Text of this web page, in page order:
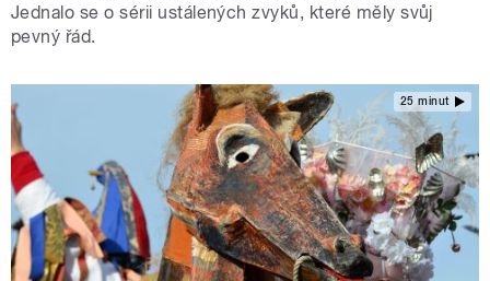
Jednalo se o sérii ustálených zvyků, které měly svůj
pevný řád.
25 minut